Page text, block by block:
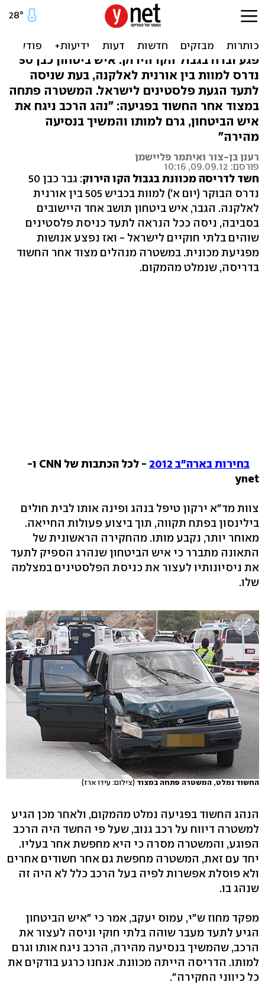
חשד לדריסה מכוונת: תיעד
כניסת פלסטינים ונהרג
פגע וברח בגבול הקו הירוק: איש ביטחון כבן 50
נדרס למוות בין אורנית לאלקנה, בעת שניסה
לתעד הגעת פלסטינים לישראל. המשטרה פתחה
במצוד אחר החשוד בפגיעה: "נהג הרכב ניגח את
איש הביטחון, גרם למותו והמשיך בנסיעה
מהירה"
רענן בן-צור ואיתמר פליישמן
פורסם: 09.09.12, 10:16
חשד לדריסה מכוונת בגבול הקו הירוק
: גבר כבן 50
נדרס הבוקר (יום א') למוות בכביש 505 בין אורנית
לאלקנה. הגבר, איש ביטחון תושב אחד היישובים
בסביבה, ניסה ככל הנראה לתעד כניסת פלסטינים
שוהים בלתי חוקיים לישראל - ואז נפצע אנושות
מפגיעת מכונית. במשטרה מנהלים מצוד אחר החשוד
בדריסה, שנמלט מהמקום.
בחירות בארה"ב 2012
- לכל הכתבות של CNN ו-
ynet
צוות מד"א ירקון טיפל בנהג ופינה אותו לבית חולים
בילינסון בפתח תקווה, תוך ביצוע פעולות החייאה.
מאוחר יותר, נקבע מותו. מהחקירה הראשונית של
התאונה מתברר כי איש הביטחון שנהרג הספיק לתעד
את ניסיונותיו לעצור את כניסת הפלסטינים במצלמה
שלו.
החשוד נמלט, המשטרה פתחה במצוד (צילום: עידו ארז)
הנהג החשוד בפגיעה נמלט מהמקום, ולאחר מכן הגיע
למשטרה דיווח על רכב גנוב, שעל פי החשד היה הרכב
הפוגע, והמשטרה מסרה כי היא מחפשת אחר בעליו.
יחד עם זאת, המשטרה מחפשת גם אחר חשודים אחרים
ולא פוסלת אפשרות לפיה בעל הרכב כלל לא היה זה
שנהג בו.
מפקד מחוז ש"י, עמוס יעקב, אמר כי "איש הביטחון
הגיע לתעד מעבר שוהה בלתי חוקי וניסה לעצור את
הרכב, שהמשיך בנסיעה מהירה, הרכב ניגח אותו וגרם
למותו. הדריסה הייתה מכוונת. אנחנו כרגע בודקים את
כל כיווני החקירה".